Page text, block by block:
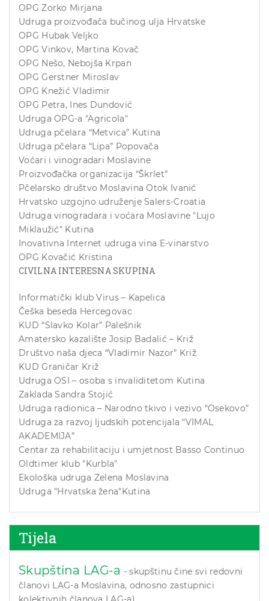
OPG Zorko Mirjana
Udruga proizvođača bučinog ulja Hrvatske
OPG Hubak Veljko
OPG Vinkov, Martina Kovač
OPG Nešo, Nebojša Krpan
OPG Gerstner Miroslav
OPG Knežić Vladimir
OPG Petra, Ines Dundović
Udruga OPG-a "Agricola"
Udruga pčelara “Metvica” Kutina
Udruga pčelara “Lipa” Popovača
Voćari i vinogradari Moslavine
Proizvođačka organizacija “Škrlet”
Pčelarsko društvo Moslavina Otok Ivanić
Hrvatsko uzgojno udruženje Salers-Croatia
Udruga vinogradara i voćara Moslavine "Lujo
Miklaužić" Kutina
Inovativna Internet udruga vina E-vinarstvo
OPG Kovačić Kristina
CIVILNA INTERESNA SKUPINA
Informatički klub Virus – Kapelica
Češka beseda Hercegovac
KUD “Slavko Kolar” Palešnik
Amatersko kazalište Josip Badalić – Križ
Društvo naša djeca “Vladimir Nazor” Križ
KUD Graničar Križ
Udruga OSI – osoba s invaliditetom Kutina
Zaklada Sandra Stojić
Udruga radionica – Narodno tkivo i vezivo “Osekovo”
Udruga za razvoj ljudskih potencijala “VIMAL
AKADEMIJA”
Centar za rehabilitaciju i umjetnost Basso Continuo
Oldtimer klub "Kurbla"
Ekološka udruga Zelena Moslavina
Udruga "Hrvatska žena"Kutina
Tijela
Skupština LAG-a - skupštinu čine svi redovni
članovi LAG-a Moslavina, odnosno zastupnici